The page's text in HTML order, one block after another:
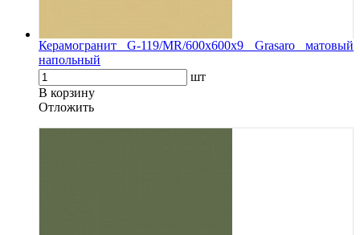
Керамогранит G-119/MR/600x600x9 Grasaro матовый
напольный
шт
В корзину
Oтложить